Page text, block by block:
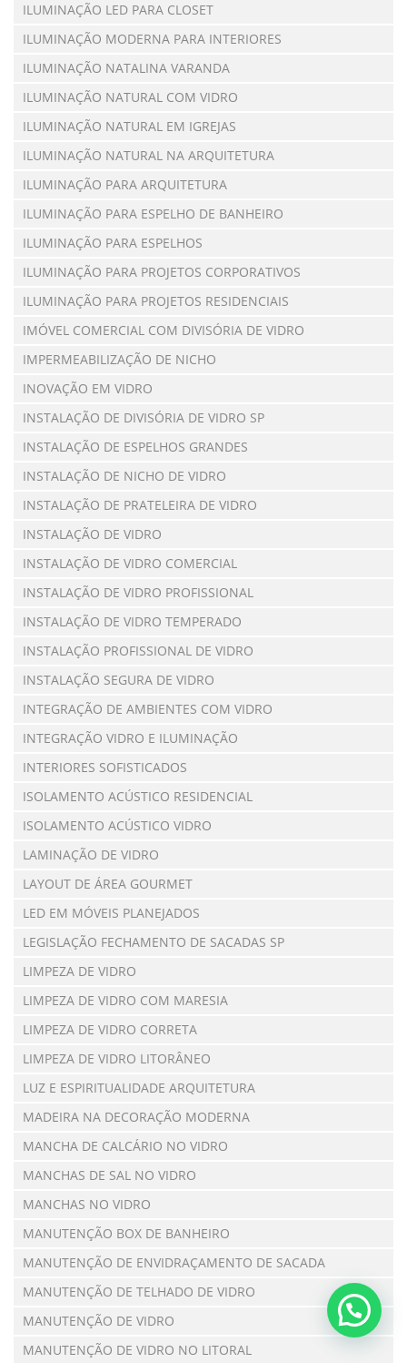
ILUMINAÇÃO LED PARA CLOSET
ILUMINAÇÃO MODERNA PARA INTERIORES
ILUMINAÇÃO NATALINA VARANDA
ILUMINAÇÃO NATURAL COM VIDRO
ILUMINAÇÃO NATURAL EM IGREJAS
ILUMINAÇÃO NATURAL NA ARQUITETURA
ILUMINAÇÃO PARA ARQUITETURA
ILUMINAÇÃO PARA ESPELHO DE BANHEIRO
ILUMINAÇÃO PARA ESPELHOS
ILUMINAÇÃO PARA PROJETOS CORPORATIVOS
ILUMINAÇÃO PARA PROJETOS RESIDENCIAIS
IMÓVEL COMERCIAL COM DIVISÓRIA DE VIDRO
IMPERMEABILIZAÇÃO DE NICHO
INOVAÇÃO EM VIDRO
INSTALAÇÃO DE DIVISÓRIA DE VIDRO SP
INSTALAÇÃO DE ESPELHOS GRANDES
INSTALAÇÃO DE NICHO DE VIDRO
INSTALAÇÃO DE PRATELEIRA DE VIDRO
INSTALAÇÃO DE VIDRO
INSTALAÇÃO DE VIDRO COMERCIAL
INSTALAÇÃO DE VIDRO PROFISSIONAL
INSTALAÇÃO DE VIDRO TEMPERADO
INSTALAÇÃO PROFISSIONAL DE VIDRO
INSTALAÇÃO SEGURA DE VIDRO
INTEGRAÇÃO DE AMBIENTES COM VIDRO
INTEGRAÇÃO VIDRO E ILUMINAÇÃO
INTERIORES SOFISTICADOS
ISOLAMENTO ACÚSTICO RESIDENCIAL
ISOLAMENTO ACÚSTICO VIDRO
LAMINAÇÃO DE VIDRO
LAYOUT DE ÁREA GOURMET
LED EM MÓVEIS PLANEJADOS
LEGISLAÇÃO FECHAMENTO DE SACADAS SP
LIMPEZA DE VIDRO
LIMPEZA DE VIDRO COM MARESIA
LIMPEZA DE VIDRO CORRETA
LIMPEZA DE VIDRO LITORÂNEO
LUZ E ESPIRITUALIDADE ARQUITETURA
MADEIRA NA DECORAÇÃO MODERNA
MANCHA DE CALCÁRIO NO VIDRO
MANCHAS DE SAL NO VIDRO
MANCHAS NO VIDRO
MANUTENÇÃO BOX DE BANHEIRO
MANUTENÇÃO DE ENVIDRAÇAMENTO DE SACADA
MANUTENÇÃO DE TELHADO DE VIDRO
MANUTENÇÃO DE VIDRO
MANUTENÇÃO DE VIDRO NO LITORAL